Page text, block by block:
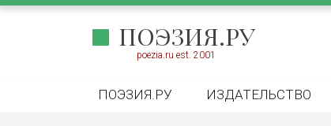
ПОЭЗИЯ.РУ
poezia.ru est. 2001
ПОЭЗИЯ.РУ ИЗДАТЕЛЬСТВО